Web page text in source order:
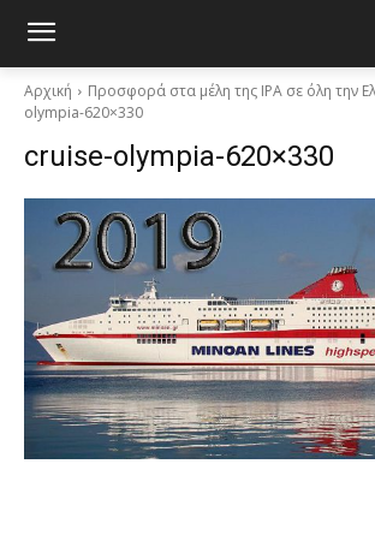
Αρχική Προσφορά στα μέλη της ΙΡΑ σε όλη την
olympia-620×330
cruise-olympia-620×330